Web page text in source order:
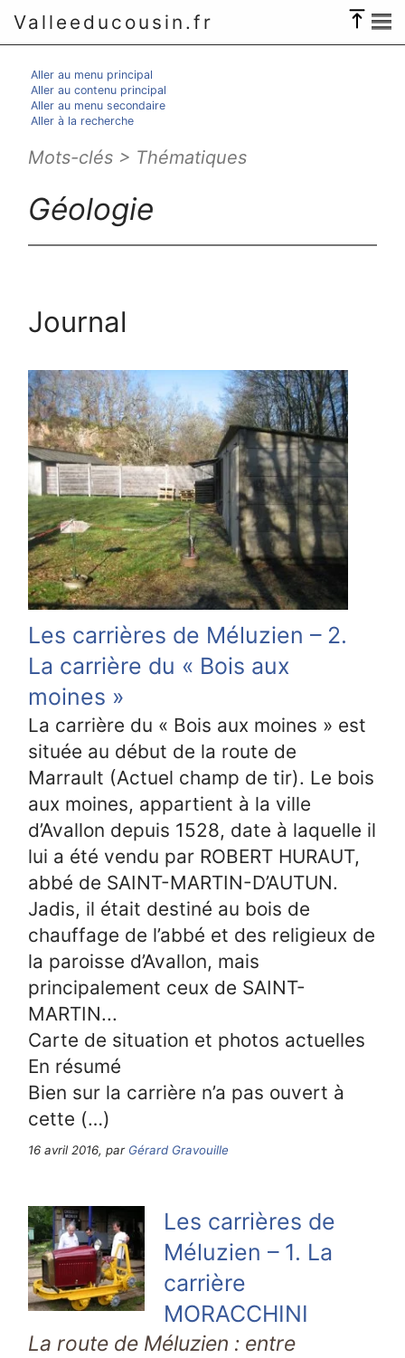
Valleeducousin.fr
Aller au menu principal
Aller au contenu principal
Aller au menu secondaire
Aller à la recherche
Mots-clés > Thématiques
Géologie
Journal
Les carrières de Méluzien – 2.
La carrière du « Bois aux
moines »
La carrière du « Bois aux moines » est
située au début de la route de
Marrault (Actuel champ de tir). Le bois
aux moines, appartient à la ville
d’Avallon depuis 1528, date à laquelle il
lui a été vendu par ROBERT HURAUT,
abbé de SAINT-MARTIN-D’AUTUN.
Jadis, il était destiné au bois de
chauffage de l’abbé et des religieux de
la paroisse d’Avallon, mais
principalement ceux de SAINT-
MARTIN...
Carte de situation et photos actuelles
En résumé
Bien sur la carrière n’a pas ouvert à
cette (…)
16 avril 2016, par Gérard Gravouille
Les carrières de
Méluzien – 1. La
carrière
MORACCHINI
La route de Méluzien : entre